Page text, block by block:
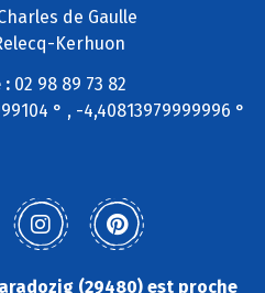
de Gaulle
Kerhuon
:02 98 89 73 82
° , -4,40813979999996 °
(29480) est proche